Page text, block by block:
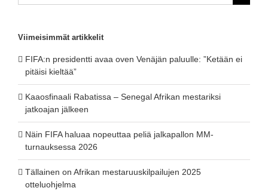
for:
Viimeisimmät artikkelit
FIFA:n presidentti avaa oven Venäjän paluulle: ”Ketään ei
pitäisi kieltää”
Kaaosfinaali Rabatissa – Senegal Afrikan mestariksi
jatkoajan jälkeen
Näin FIFA haluaa nopeuttaa peliä jalkapallon MM-
turnauksessa 2026
Tällainen on Afrikan mestaruuskilpailujen 2025
otteluohjelma